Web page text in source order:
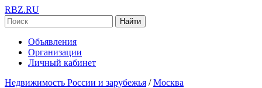
RBZ.RU
Найти
Объявления
Организации
Личный кабинет
Недвижимость России и зарубежья / Москва